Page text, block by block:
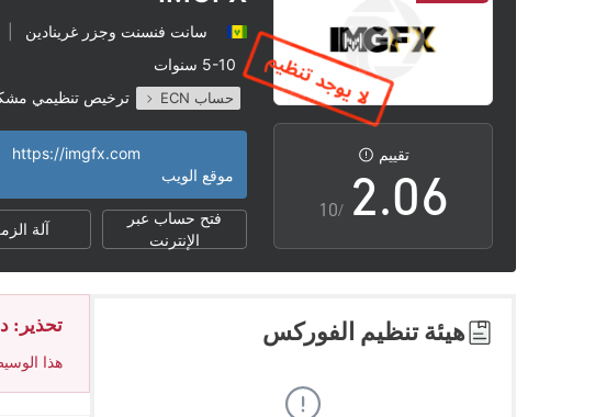
تقييم
0
1
2
3
4
.0
1
2
4
5
6
7
8
/10
سانت فنسنت وجزر غرينادين
5-10 سنوات
حساب ECN ترخيص تنظيمي
https://imgfx.com
موقع الويب
فتح حساب عبر
الإنترنت
آلة
هيئة تنظيم الفوركس تحذير:
هذا